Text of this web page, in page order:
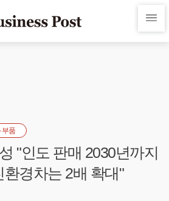
부품
"인도 판매 2030년까지
환경차는 2배 확대"